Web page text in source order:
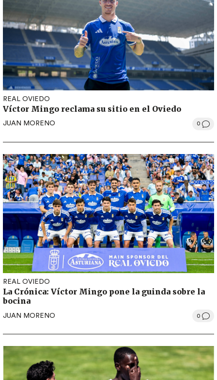
REAL OVIEDO
Víctor Mingo reclama su sitio en el Oviedo
JUAN MORENO 0
REAL OVIEDO
La Crónica: Víctor Mingo pone la guinda sobre la
bocina
JUAN MORENO 0